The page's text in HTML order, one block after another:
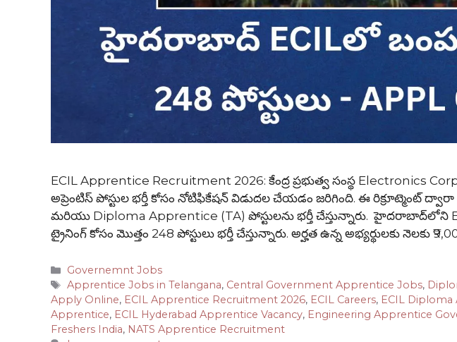
ECIL Apprentice Recruitment 2026: కేంద్ర ప్రభుత్వ సంస్థ Electronics
అప్రెంటిస్ పోస్టుల భర్తీ కోసం నోటిఫికేషన్ విడుదల చేయడం జరిగింది. ఈ రిక్రూట్మెంట్
మరియు Diploma Apprentice (TA) పోస్టులను భర్తీ చేస్తున్నారు. హైదరాబాద్‌లోని
ట్రైనింగ్ కోసం మొత్తం 248 పోస్టులు భర్తీ చేస్తున్నారు. అర్హత ఉన్న అభ్యర్థులకు నెలకు
Categories
Governemnt Jobs
Tags
Apprentice Jobs in Telangana, Central Government Apprentice Jobs,
Apply Online, ECIL Apprentice Recruitment 2026, ECIL Careers, ECIL
Apprentice, ECIL Hyderabad Apprentice Vacancy, Engineering Apprentice
Freshers India, NATS Apprentice Recruitment